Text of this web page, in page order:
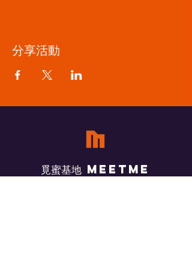
分享活動
​覓蜜基地 Meetme